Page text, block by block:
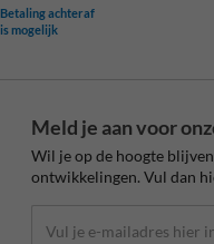
Betaling achteraf
is mogelijk
Meld je aan voor
Wil je op de hoogte
ontwikkelingen. Vul dan